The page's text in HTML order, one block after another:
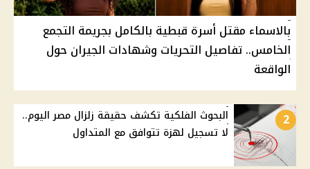
بالاسماء مقتل أسرة قبطية بالكامل بجريمة التجمع
الخامس.. تفاصيل التحريات وشهادات الجيران حول
الواقعة
2
البحوث الفلكية تكشف حقيقة زلزال مصر اليوم..
لا تسجيل لهزة تتوافق مع المتداول